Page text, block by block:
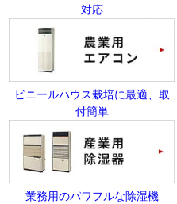
対応
ビニールハウス栽培に最適、取
付簡単
業務用のパワフルな除湿機